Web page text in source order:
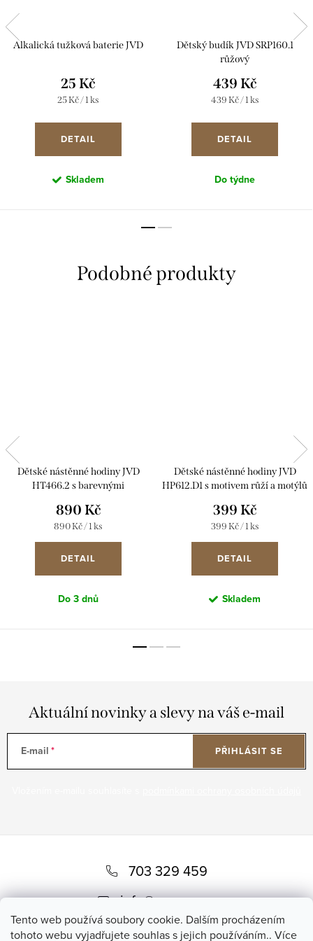
Tento web používá soubory cookie. Dalším procházením
tohoto webu vyjadřujete souhlas s jejich používáním.. Více
Alkalická tužková baterie JVD
25 Kč
Měrná
25 Kč / 1 ks
DETAIL
Skladem
Dětský budík JVD SRP160.1
růžový
439 Kč
Měrná
439 Kč / 1 ks
DETAIL
Do týdne
Dětské nástěnné hodiny JVD
HT466.2 s barevnými
890 Kč
Měrná
890 Kč / 1 ks
DETAIL
Do 3 dnů
Dětské nástěnné hodiny JVD
HP612.D1 s motivem růží a motýlů
399 Kč
Měrná
399 Kč / 1 ks
DETAIL
Skladem
Aktuální novinky a slevy na váš e-mail
E-mail PŘIHLÁSIT SE
p
703 329 459
info@romero.cz